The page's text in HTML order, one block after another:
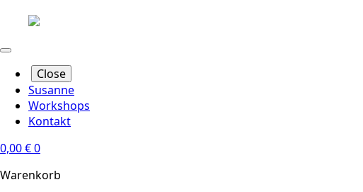
Close
Susanne
Workshops
Kontakt
0,00€0
Warenkorb